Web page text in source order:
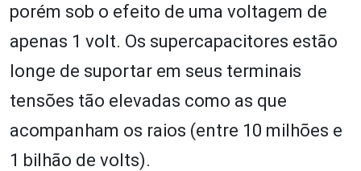
porém sob o efeito de uma voltagem de
apenas 1 volt. Os supercapacitores estão
longe de suportar em seus terminais
tensões tão elevadas como as que
acompanham os raios (entre 10 milhões e
1 bilhão de volts).